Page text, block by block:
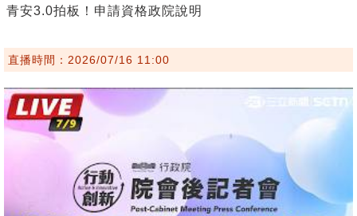
青安3.0拍板！申請資格政院說明
直播時間：2026/07/16 11:00